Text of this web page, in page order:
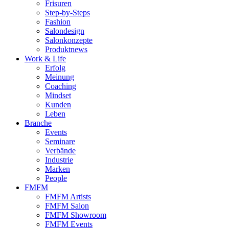
Frisuren
Step-by-Steps
Fashion
Salondesign
Salonkonzepte
Produktnews
Work & Life
Erfolg
Meinung
Coaching
Mindset
Kunden
Leben
Branche
Events
Seminare
Verbände
Industrie
Marken
People
FMFM
FMFM Artists
FMFM Salon
FMFM Showroom
FMFM Events